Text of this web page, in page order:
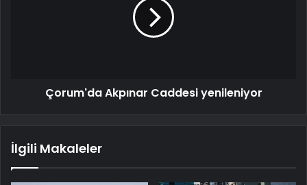
Çorum'da Akpınar Caddesi yenileniyor
İlgili Makaleler